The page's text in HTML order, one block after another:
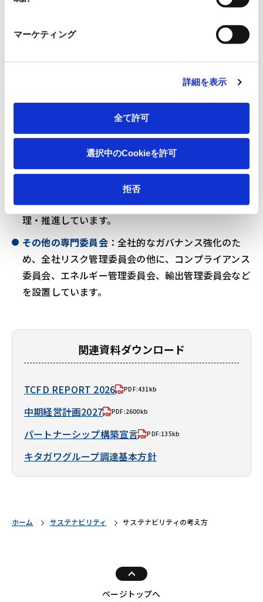
マーケティング
詳細を表示
全て許可
選択中のCookieを許可
拒否
リスク管理委員会に報告されています。
リスク管理規程に基づき、全社リスク管理委員会を中核
とする体制を構築しています。
各カンパニー・コーポレートリスク管理委員会
グメントの責任者によって構成され、気候変動に伴う
外部環境分析をもとに、環境課題に係わるリスクの特
定、評価、対応の協議・決定を行い、取り組みを管
理・推進しています。
その他の専門委員会：全社的なガバナンス強化のた
め、全社リスク管理委員会の他に、コンプライアンス
委員会、エネルギー管理委員会、輸出管理委員会など
を設置しています。
関連資料ダウンロード
TCFD REPORT 2026 PDF:431kb
中期経営計画2027 PDF:2600kb
パートナーシップ構築宣言 PDF:135kb
キタガワグループ調達基本方針
ホーム サステナビリティ サステナビリティの考え方
ページトップへ